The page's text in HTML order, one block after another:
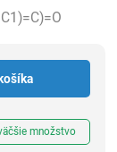
množstvo